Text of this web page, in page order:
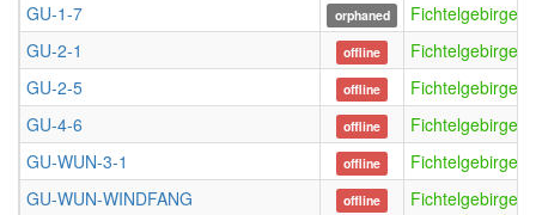
GU-1-7
orphaned
GU-2-1
offline
GU-2-5
offline
GU-4-6
offline
GU-WUN-3-1
offline
GU-WUN-WINDFANG
offline